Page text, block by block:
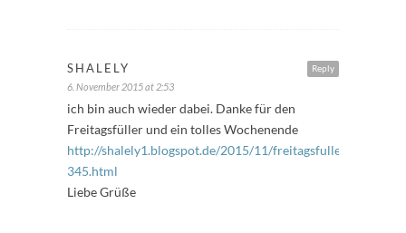
Reply
SHALELY
6. November 2015 at 2:53
ich bin auch wieder dabei. Danke für den
Freitagsfüller und ein tolles Wochenende
http://shalely1.blogspot.de/2015/11/freitagsfuller-
345.html
Liebe Grüße